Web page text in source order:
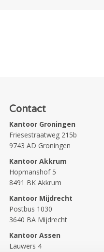
Contact
Kantoor Groningen
Friesestraatweg 215b
9743 AD Groningen
Kantoor Akkrum
Hopmanshof 5
8491 BK Akkrum
Kantoor Mijdrecht
Postbus 1030
3640 BA Mijdrecht
Kantoor Assen
Lauwers 4